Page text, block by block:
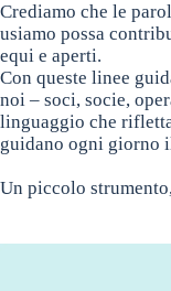
Crediamo che le
usiamo possa
equi e aperti.
Con queste linee
noi – soci, socie,
linguaggio che
guidano ogni giorno
Un piccolo